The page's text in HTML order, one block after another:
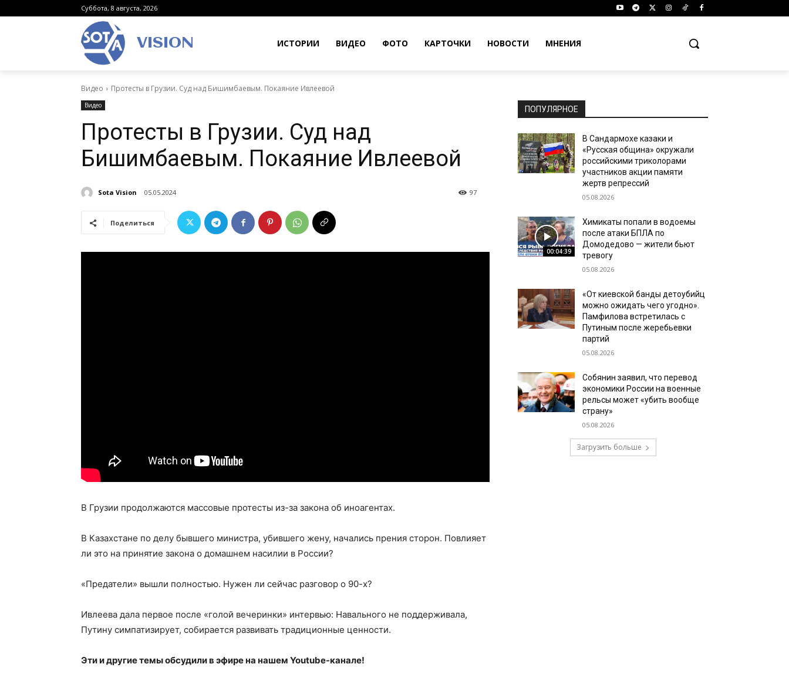
Суббота, 8 августа, 2026
VISION ИСТОРИИ ВИДЕО ФОТО КАРТОЧКИ НОВОСТИ МНЕНИЯ
Видео Протесты в Грузии. Суд над Бишимбаевым. Покаяние Ивлеевой
Видео
Протесты в Грузии. Суд над
Бишимбаевым. Покаяние Ивлеевой
Sota Vision 05.05.2024 97
Поделиться
В Грузии продолжаются массовые протесты из-за закона об иноагентах.
В Казахстане по делу бывшего министра, убившего жену, начались прения сторон. Повлияет
ли это на принятие закона о домашнем насилии в России?
«Предатели» вышли полностью. Нужен ли сейчас разговор о 90-х?
Ивлеева дала первое после «голой вечеринки» интервью: Навального не поддерживала,
Путину симпатизирует, собирается развивать традиционные ценности.
Эти и другие темы обсудили в эфире на нашем Youtube-канале!
ПОПУЛЯРНОЕ
В Сандармохе казаки и
«Русская община» окружали
российскими триколорами
участников акции памяти
жертв репрессий
05.08.2026
00:04:39
Химикаты попали в водоемы
после атаки БПЛА по
Домодедово — жители бьют
тревогу
05.08.2026
«От киевской банды детоубийц
можно ожидать чего угодно».
Памфилова встретилась с
Путиным после жеребьевки
партий
05.08.2026
Собянин заявил, что перевод
экономики России на военные
рельсы может «убить вообще
страну»
05.08.2026
Загрузить больше